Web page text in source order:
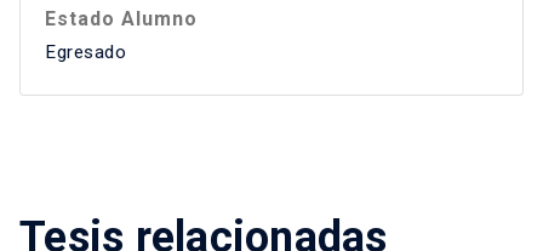
Estado Alumno
Egresado
Tesis relacionadas